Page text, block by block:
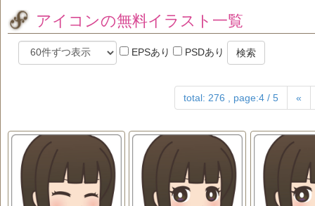
アイコンの無料イラスト一覧
EPSあり PSDあり 検索
total: 276 , page:4 / 5 «